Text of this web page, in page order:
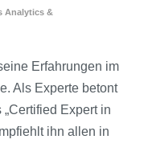
Analytics &
Erfahrungen im
Als Experte betont
Expert in
ihn allen in